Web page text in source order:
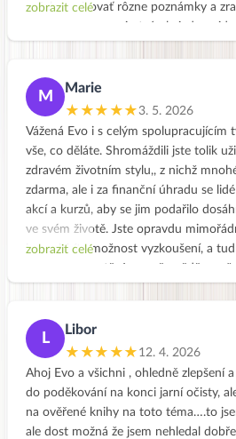
Takže díky, díky! Zůstanu s vámi celý
začala vypisovať rôzne poznámky a
čosi malého vyskúšam, a tak sa zrodila
pomazánka a musím povedať že je
Preto so myslím že toto by mohla byť
zdravím. Mám 54 rokov a budem mať
starým bude moja dcéra potrebovať
veľa síl a energie. Som na úplnom
inšpiráciu a mám motiváciu. Ja som
idem pomaly, najskôr sa potrebujem
nakoniec dostanem aj ku vám do
Robíte to veľmi dobre a motivujete
Ďakujem už len za ten úvod a prajem
S pozdravom Gabika
zobrazit celé
M
Marie
★★★★★3. 5. 2026
Vážená Evo i s celým spolupracujícím
vše, co děláte. Shromáždili jste tolik
zdravém životním stylu,, z nichž
zdarma, ale i za finanční úhradu se
akcí a kurzů, aby se jim podařilo
ve svém životě. Jste opravdu
jen nabízíte možnost vyzkoušení, a
Kromě všeho ostatniho vřele mohu
Vašeho rozhovoru s panem
Ať se vám všem i nadále daří šířit
Marie
zobrazit celé
L
Libor
★★★★★ 12. 4. 2026
Ahoj Evo a všichni , ohledně zlepšení
do poděkování na konci jarní očisty,
na ověřené knihy na toto téma….to
ale dost možná že jsem nehledal